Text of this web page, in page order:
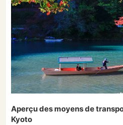
Aperçu des moyens de
Kyoto